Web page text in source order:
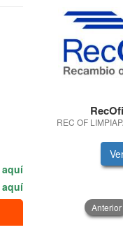
aquí
aquí
REC OF
Anterior